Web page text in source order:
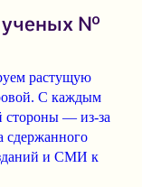
ученых №
растущую
С каждым
стороны — из-за
сдержанного
и СМИ к